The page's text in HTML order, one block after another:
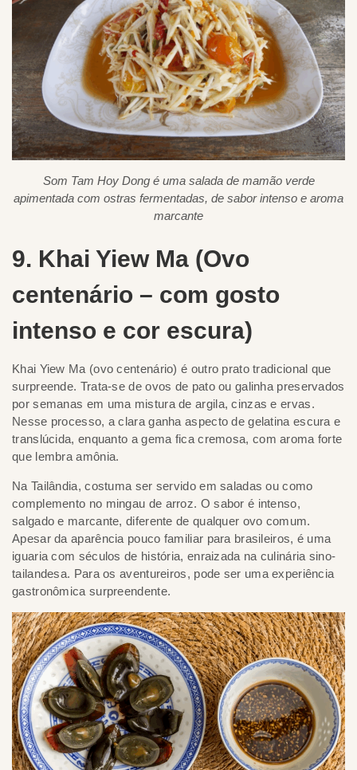
Som Tam Hoy Dong é uma salada de mamão verde
apimentada com ostras fermentadas, de sabor intenso e aroma
marcante
9. Khai Yiew Ma (Ovo
centenário – com gosto
intenso e cor escura)
Khai Yiew Ma (ovo centenário) é outro prato tradicional que
surpreende. Trata-se de ovos de pato ou galinha preservados
por semanas em uma mistura de argila, cinzas e ervas.
Nesse processo, a clara ganha aspecto de gelatina escura e
translúcida, enquanto a gema fica cremosa, com aroma forte
que lembra amônia.
Na Tailândia, costuma ser servido em saladas ou como
complemento no mingau de arroz. O sabor é intenso,
salgado e marcante, diferente de qualquer ovo comum.
Apesar da aparência pouco familiar para brasileiros, é uma
iguaria com séculos de história, enraizada na culinária sino-
tailandesa. Para os aventureiros, pode ser uma experiência
gastronômica surpreendente.